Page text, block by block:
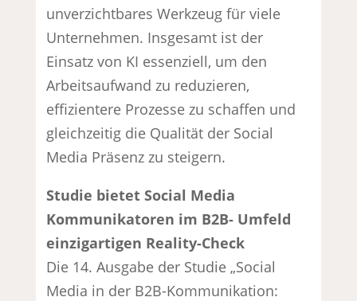
unverzichtbares Werkzeug für viele
Unternehmen. Insgesamt ist der
Einsatz von KI essenziell, um den
Arbeitsaufwand zu reduzieren,
effizientere Prozesse zu schaffen und
gleichzeitig die Qualität der Social
Media Präsenz zu steigern.
Studie bietet Social Media
Kommunikatoren im B2B- Umfeld
einzigartigen Reality-Check
Die 14. Ausgabe der Studie „Social
Media in der B2B-Kommunikation: